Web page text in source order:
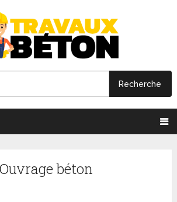
Ouvrage béton